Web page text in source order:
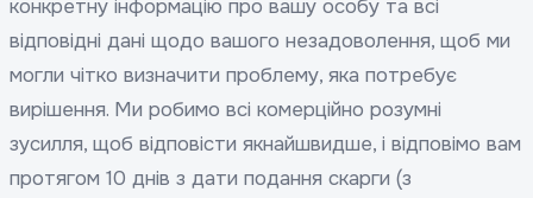
конкретну інформацію про вашу особу та всі
відповідні дані щодо вашого незадоволення, щоб ми
могли чітко визначити проблему, яка потребує
вирішення. Ми робимо всі комерційно розумні
зусилля, щоб відповісти якнайшвидше, і відповімо вам
протягом 10 днів з дати подання скарги (з